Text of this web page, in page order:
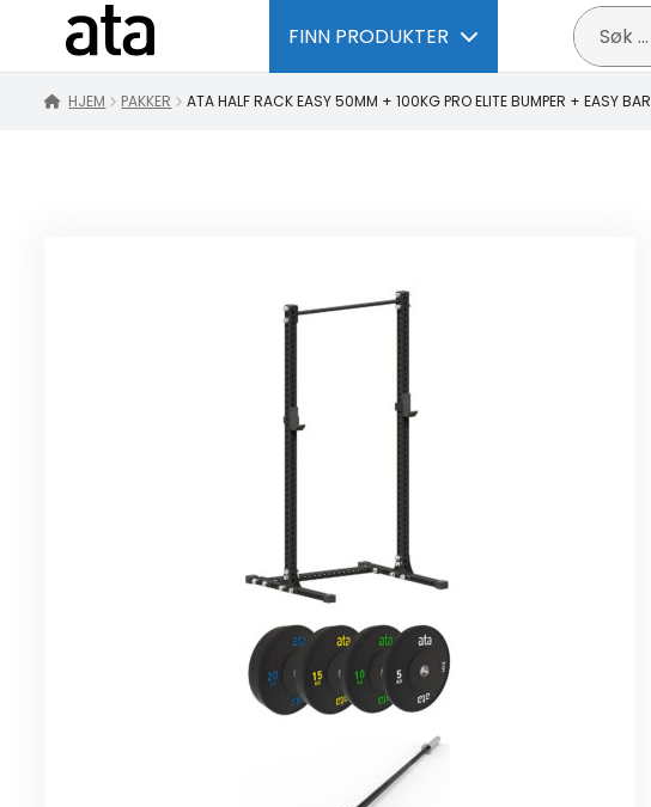
FINN PRODUKTER
Søk
etter:
HJEM PAKKER ATA HALF RACK EASY 50MM + 100KG PRO ELITE BUMPER + EASY BAR